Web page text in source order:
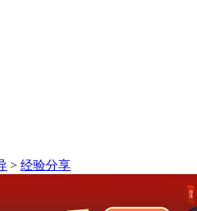
> 经验分享